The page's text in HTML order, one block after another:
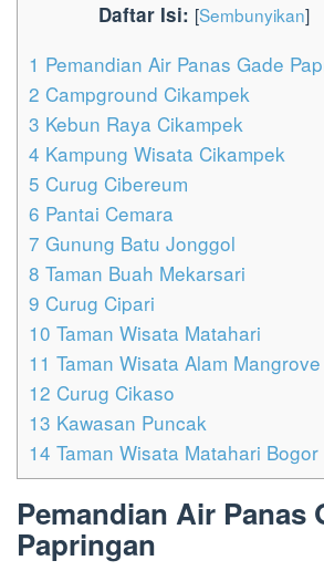
Daftar Isi: [Sembunyikan]
1 Pemandian Air Panas Gade
2 Campground Cikampek
3 Kebun Raya Cikampek
4 Kampung Wisata Cikampek
5 Curug Cibereum
6 Pantai Cemara
7 Gunung Batu Jonggol
8 Taman Buah Mekarsari
9 Curug Cipari
10 Taman Wisata Matahari
11 Taman Wisata Alam Mangrove
12 Curug Cikaso
13 Kawasan Puncak
14 Taman Wisata Matahari Bogor
Pemandian Air Panas
Papringan